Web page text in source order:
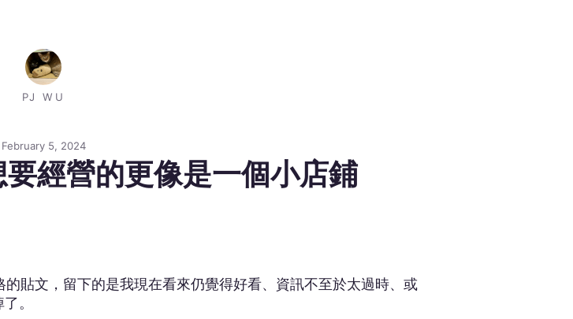
PJ WU
February 5, 2024
經營的更像是一個小店鋪
貼文，留下的是我現在看來仍覺得好看、資訊不至於太過時、或
。